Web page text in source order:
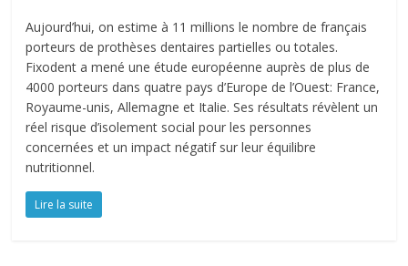
Aujourd’hui, on estime à 11 millions le nombre de français
porteurs de prothèses dentaires partielles ou totales.
Fixodent a mené une étude européenne auprès de plus de
4000 porteurs dans quatre pays d’Europe de l’Ouest: France,
Royaume-unis, Allemagne et Italie. Ses résultats révèlent un
réel risque d’isolement social pour les personnes
concernées et un impact négatif sur leur équilibre
nutritionnel.
Lire la suite